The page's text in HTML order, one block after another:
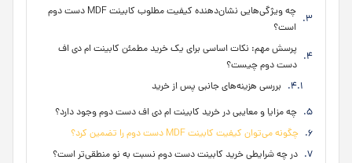
چه ویژگی‌هایی نشان‌دهنده کیفیت مطلوب کابینت MDF دست دوم
است؟
پرسش مهم: نکات اساسی برای یک خرید مطمئن کابینت ام دی اف
دست دوم چیست؟
بررسی هزینه‌های جانبی پس از خرید
چه مزایا و معایبی در خرید کابینت ام دی اف دست دوم وجود دارد؟
چگونه می‌توان کیفیت کابینت MDF دست دوم را تضمین کرد؟
در چه شرایطی خرید کابینت دست دوم نسبت به نو منطقی‌تر است؟